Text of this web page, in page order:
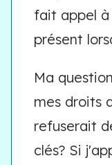
fait appel à
présent
Ma
mes droits
refuserait
clés? Si